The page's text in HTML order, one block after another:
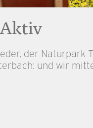
der Naturpark
und wir